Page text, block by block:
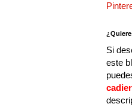
Si
este